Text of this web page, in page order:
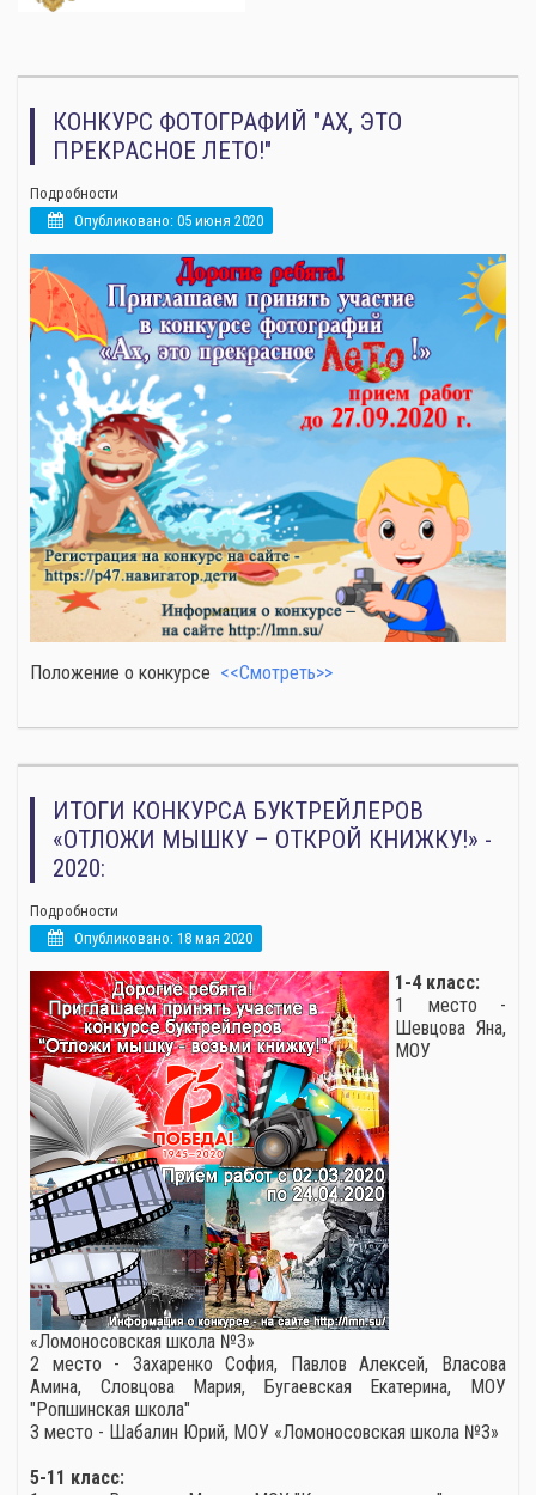
КОНКУРС ФОТОГРАФИЙ "АХ, ЭТО
ПРЕКРАСНОЕ ЛЕТО!"
Подробности
Опубликовано: 05 июня 2020
Положение о конкурсе <<Смотреть>>
ИТОГИ КОНКУРСА БУКТРЕЙЛЕРОВ
«ОТЛОЖИ МЫШКУ – ОТКРОЙ КНИЖКУ!» -
2020:
Подробности
Опубликовано: 18 мая 2020
1-4 класс:
1 место -
Шевцова Яна,
МОУ
«Ломоносовская школа №3»
2 место - Захаренко София, Павлов Алексей, Власова
Амина, Словцова Мария, Бугаевская Екатерина, МОУ
"Ропшинская школа"
3 место - Шабалин Юрий, МОУ «Ломоносовская школа №3»
5-11 класс: